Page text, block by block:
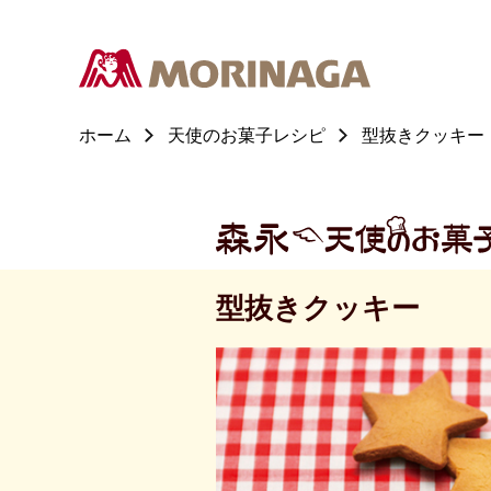
ホーム 天使のお菓子レシピ 型抜きクッキー
型抜きクッキー